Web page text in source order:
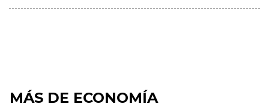
MÁS DE ECONOMÍA